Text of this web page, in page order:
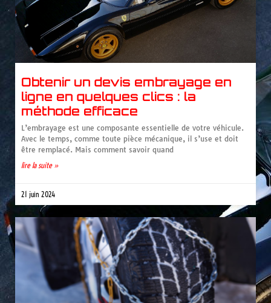
Obtenir un devis embrayage en
ligne en quelques clics : la
méthode efficace
L’embrayage est une composante essentielle de votre véhicule.
Avec le temps, comme toute pièce mécanique, il s’use et doit
être remplacé. Mais comment savoir quand
lire la suite »
21 juin 2024